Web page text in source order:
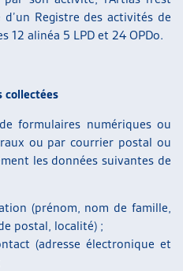
Registre des activités de
12 alinéa 5 LPD et 24 OPDo.
collectées
formulaires numériques ou
ou par courrier postal ou
les données suivantes de
(prénom, nom de famille,
postal, localité) ;
(adresse électronique et